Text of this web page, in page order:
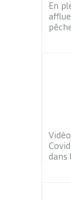
En
dans